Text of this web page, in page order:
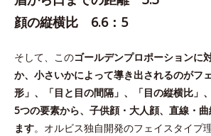
顔の縦横比 6.6：5
そして、このゴールデンプロポーションに
か、小さいかによって導き出されるのがフ
形」、「目と目の間隔」、「目の縦横比」
5つの要素から、子供顔・大人顔、直線・
ます。オルビス独自開発のフェイスタイプ